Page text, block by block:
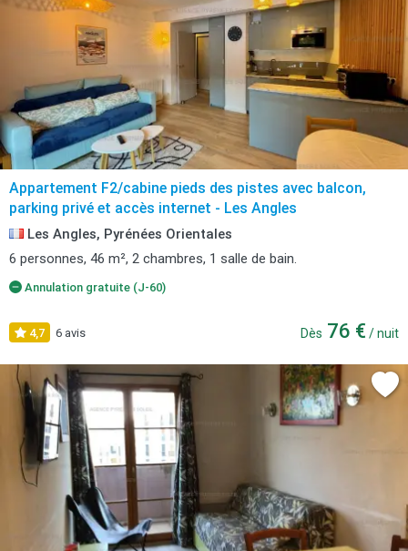
Appartement F2/cabine pieds des pistes avec balcon,
parking privé et accès internet - Les Angles
Les Angles, Pyrénées Orientales
6 personnes, 46 m², 2 chambres, 1 salle de bain.
Annulation gratuite (J-60)
4,7 6 avis Dès 76 € / nuit